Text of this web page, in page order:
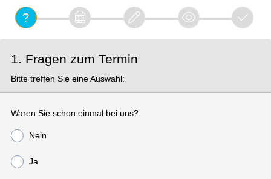
1. Fragen zum Termin
Bitte treffen Sie eine Auswahl:
Waren Sie schon einmal bei uns?
Nein
Ja